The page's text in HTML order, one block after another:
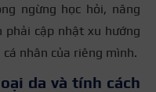
ngừng học hỏi, nâng
phải cập nhật xu hướng
nhân của riêng mình.
da và tính cách